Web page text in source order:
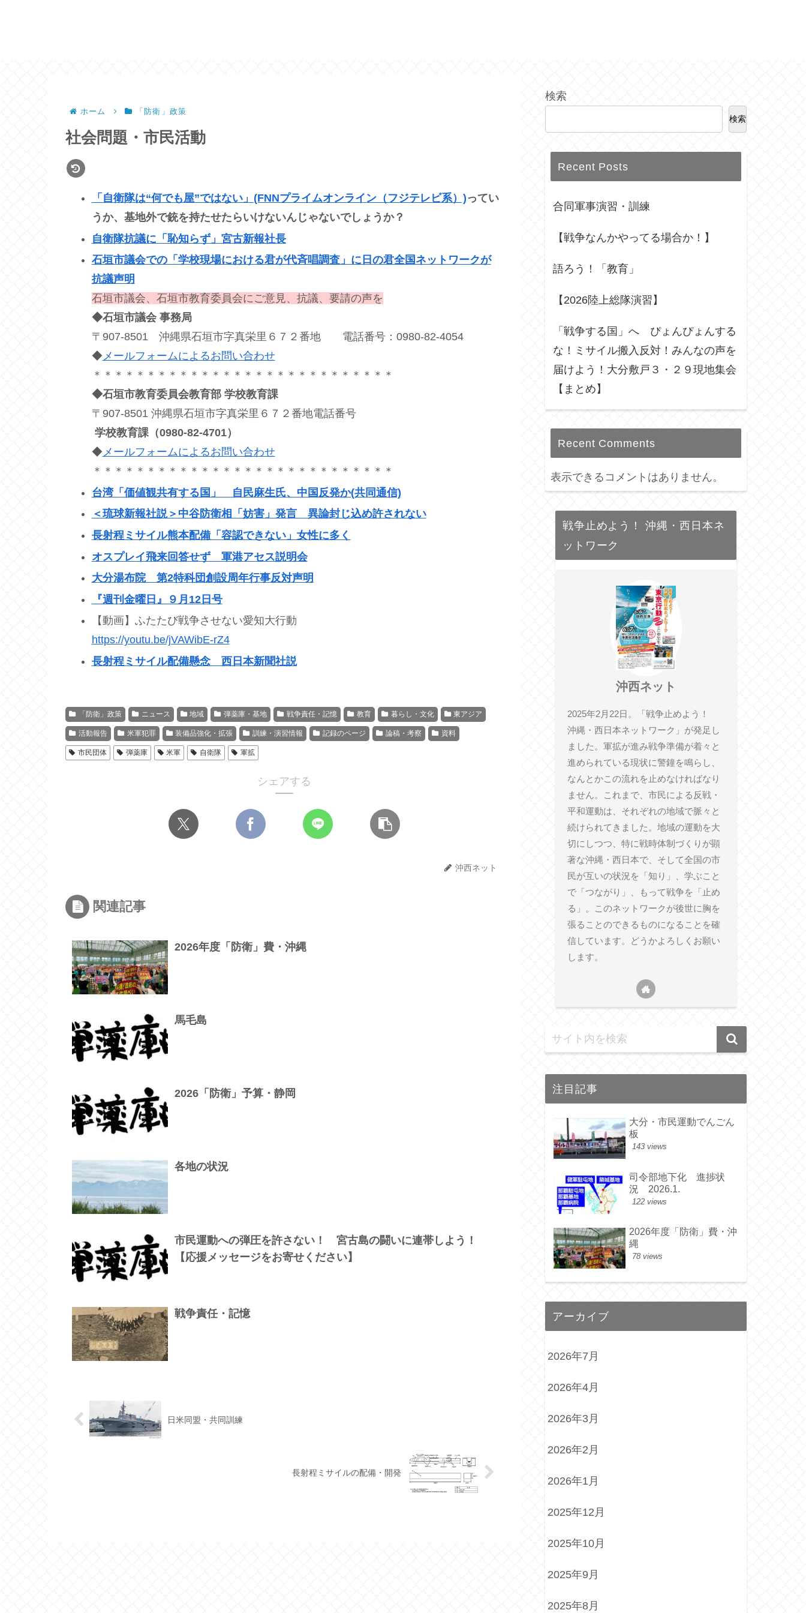
ホーム 「防衛」政策
社会問題・市民活動
「自衛隊は“何でも屋”ではない」(FNNプライムオンライン（フジテレビ系）)ってい
うか、基地外で銃を持たせたらいけないんじゃないでしょうか？
自衛隊抗議に「恥知らず」宮古新報社長
石垣市議会での「学校現場における君が代斉唱調査」に日の君全国ネットワークが
抗議声明
石垣市議会、石垣市教育委員会にご意見、抗議、要請の声を
◆石垣市議会 事務局
〒907-8501 沖縄県石垣市字真栄里６７２番地 電話番号：0980-82-4054
◆メールフォームによるお問い合わせ
＊＊＊＊＊＊＊＊＊＊＊＊＊＊＊＊＊＊＊＊＊＊＊＊＊＊＊＊
◆石垣市教育委員会教育部 学校教育課
〒907-8501 沖縄県石垣市字真栄里６７２番地電話番号
学校教育課（0980-82-4701）
◆メールフォームによるお問い合わせ
＊＊＊＊＊＊＊＊＊＊＊＊＊＊＊＊＊＊＊＊＊＊＊＊＊＊＊＊
台湾「価値観共有する国」 自民麻生氏、中国反発か(共同通信)
＜琉球新報社説＞中谷防衛相「妨害」発言 異論封じ込め許されない
長射程ミサイル熊本配備「容認できない」女性に多く
オスプレイ飛来回答せず 軍港アセス説明会
大分湯布院 第2特科団創設周年行事反対声明
『週刊金曜日』９月12日号
【動画】ふたたび戦争させない愛知大行動
https://youtu.be/jVAWibE-rZ4
長射程ミサイル配備懸念 西日本新聞社説
「防衛」政策 ニュース 地域 弾薬庫・基地 戦争責任・記憶 教育 暮らし・文化 東アジア
活動報告 米軍犯罪 装備品強化・拡張 訓練・演習情報 記録のページ 論稿・考察 資料
市民団体 弾薬庫 米軍 自衛隊 軍拡
シェアする
沖西ネット
関連記事
2026年度「防衛」費・沖縄
馬毛島
2026「防衛」予算・静岡
各地の状況
市民運動への弾圧を許さない！ 宮古島の闘いに連帯しよう！
【応援メッセージをお寄せください】
戦争責任・記憶
日米同盟・共同訓練
長射程ミサイルの配備・開発
検索
検索
Recent Posts
合同軍事演習・訓練
【戦争なんかやってる場合か！】
語ろう！「教育」
【2026陸上総隊演習】
「戦争する国」へ ぴょんぴょんする
な！ミサイル搬入反対！みんなの声を
届けよう！大分敷戸３・２９現地集会
【まとめ】
Recent Comments
表示できるコメントはありません。
戦争止めよう！ 沖縄・西日本ネ
ットワーク
沖西ネット
2025年2月22日。「戦争止めよう！
沖縄・西日本ネットワーク」が発足し
ました。軍拡が進み戦争準備が着々と
進められている現状に警鐘を鳴らし、
なんとかこの流れを止めなければなり
ません。これまで、市民による反戦・
平和運動は、それぞれの地域で脈々と
続けられてきました。地域の運動を大
切にしつつ、特に戦時体制づくりが顕
著な沖縄・西日本で、そして全国の市
民が互いの状況を「知り」、学ぶこと
で「つながり」、もって戦争を「止め
る」。このネットワークが後世に胸を
張ることのできるものになることを確
信しています。どうかよろしくお願い
します。
注目記事
大分・市民運動でんごん
板
143 views
司令部地下化 進捗状
況 2026.1.
122 views
2026年度「防衛」費・沖
縄
78 views
アーカイブ
2026年7月
2026年4月
2026年3月
2026年2月
2026年1月
2025年12月
2025年10月
2025年9月
2025年8月